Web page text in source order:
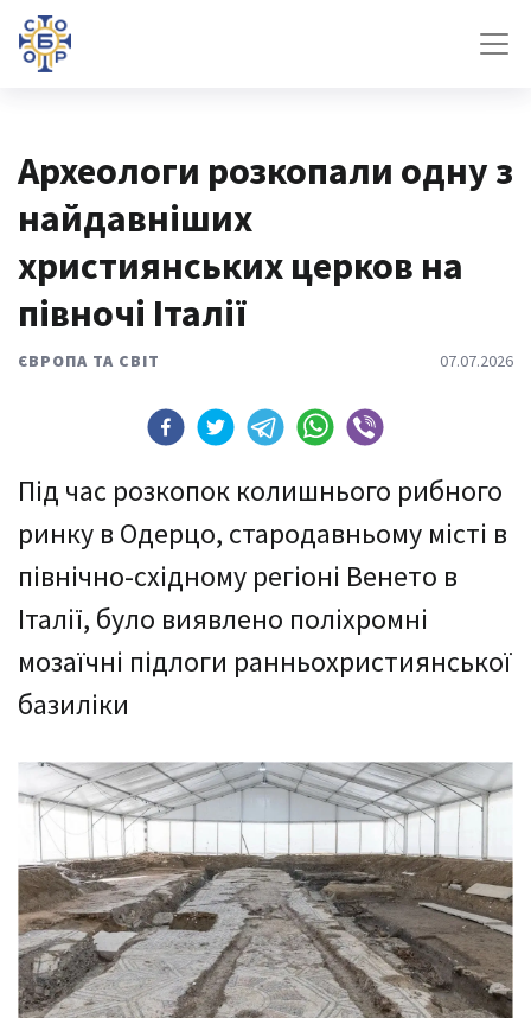
Археологи розкопали одну з
найдавніших
християнських церков на
півночі Італії
ЄВРОПА ТА СВІТ 07.07.2026
Під час розкопок колишнього рибного
ринку в Одерцо, стародавньому місті в
північно-східному регіоні Венето в
Італії, було виявлено поліхромні
мозаїчні підлоги ранньохристиянської
базиліки